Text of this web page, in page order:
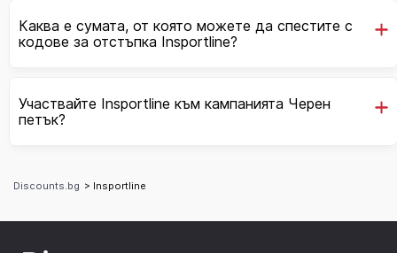
Каква е сумата, от която можете да спестите с
кодове за отстъпка Insportline?
Участвайте Insportline към кампанията Черен
петък?
Discounts.bg > Insportline